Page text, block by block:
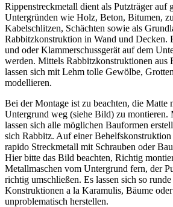
Rippenstreckmetall dient als Putzträger auf
Untergründen wie Holz, Beton, Bitumen,
Kabelschlitzen, Schächten sowie als
Rabbitzkonstruktion in Wand und Decken.
und oder Klammerschussgerät auf dem
werden. Mittels Rabbitzkonstruktionen aus
lassen sich mit Lehm tolle Gewölbe,
modellieren.
Bei der Montage ist zu beachten, die Matte
Untergrund weg (siehe Bild) zu montieren.
lassen sich alle möglichen Bauformen
sich Rabbitz. Auf einer
rapido Streckmetall mit Schrauben oder
Hier bitte das Bild beachten, Richtig
Metallmaschen vom Untergrund fern, der
richtig umschließen. Es lassen sich so
Konstruktionen a la Karamulis, Bäume
unproblematisch herstellen.